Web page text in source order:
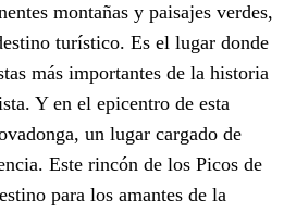
montañas y paisajes verdes,
turístico. Es el lugar donde
más importantes de la historia
Y en el epicentro de esta
un lugar cargado de
Este rincón de los Picos de
para los amantes de la